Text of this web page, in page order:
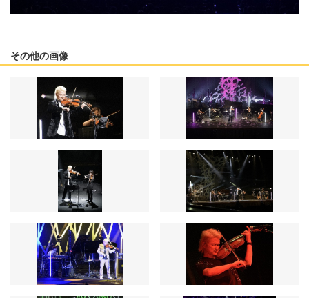
その他の画像